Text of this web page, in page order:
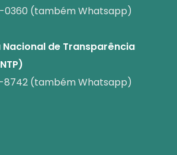
0360 (também Whatsapp)
de Transparência
8742 (também Whatsapp)